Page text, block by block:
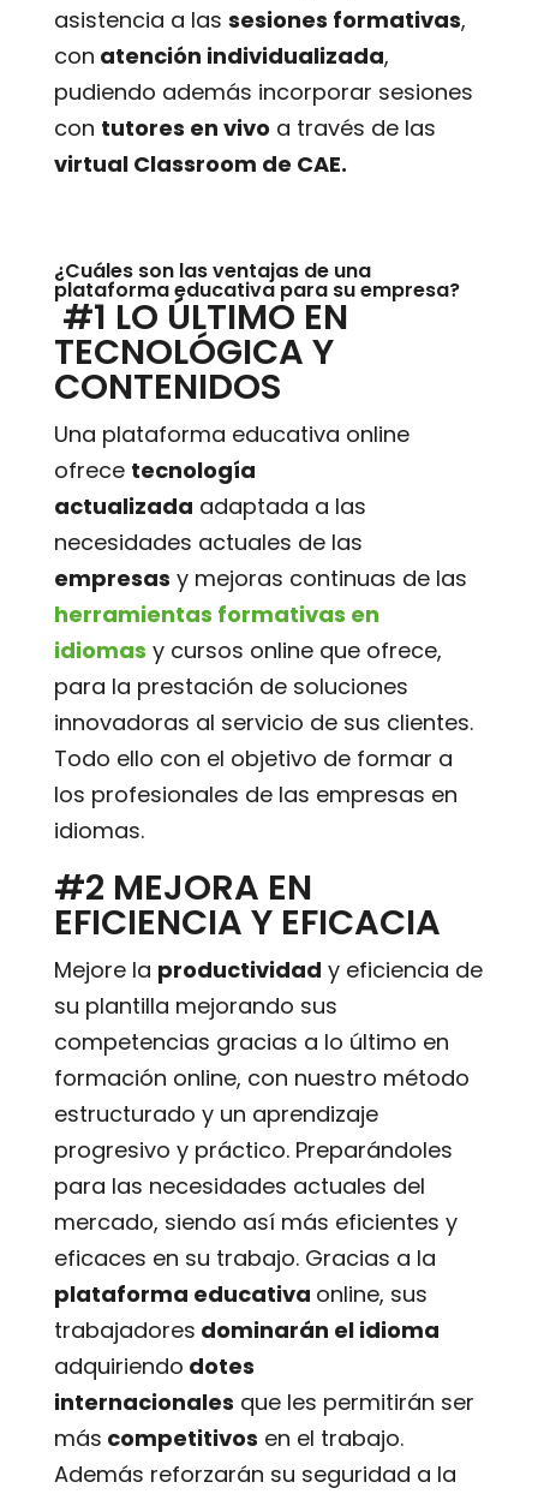
asistencia a las sesiones formativas,
con atención individualizada,
pudiendo además incorporar sesiones
con tutores en vivo a través de las
virtual Classroom de CAE.
¿Cuáles son las ventajas de una
plataforma educativa para su empresa?
#1 LO ÚLTIMO EN
TECNOLÓGICA Y
CONTENIDOS
Una plataforma educativa online
ofrece tecnología
actualizada adaptada a las
necesidades actuales de las
empresas y mejoras continuas de las
herramientas formativas en
idiomas y cursos online que ofrece,
para la prestación de soluciones
innovadoras al servicio de sus clientes.
Todo ello con el objetivo de formar a
los profesionales de las empresas en
idiomas.
#2 MEJORA EN
EFICIENCIA Y EFICACIA
Mejore la productividad y eficiencia de
su plantilla mejorando sus
competencias gracias a lo último en
formación online, con nuestro método
estructurado y un aprendizaje
progresivo y práctico. Preparándoles
para las necesidades actuales del
mercado, siendo así más eficientes y
eficaces en su trabajo. Gracias a la
plataforma educativa online, sus
trabajadores dominarán el idioma
adquiriendo dotes
internacionales que les permitirán ser
más competitivos en el trabajo.
Además reforzarán su seguridad a la